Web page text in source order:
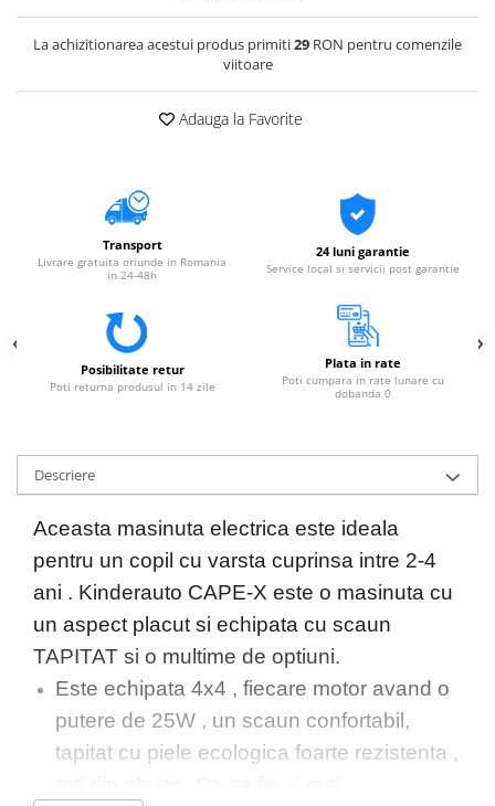
La achizitionarea acestui produs primiti29 RON pentru comenzile
viitoare
Adauga la Favorite
Transport
Livrare gratuita oriunde in Romania
in 24-48h
24 luni garantie
Service local si servicii post garantie
Posibilitate retur
Poti returna produsul in 14 zile
Plata in rate
Poti cumpara in rate lunare cu
dobanda 0
Descriere
Aceasta masinuta electrica este ideala
pentru un copil cu varsta cuprinsa intre 2-4
ani . Kinderauto CAPE-X este o masinuta cu
un aspect placut si echipata cu scaun
TAPITAT si o multime de optiuni.
Este echipata 4x4 , fiecare motor avand o
putere de 25W , un scaun confortabil,
tapitat cu piele ecologica foarte rezistenta ,